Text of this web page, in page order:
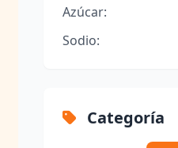
Azúcar:
Sodio:
Categoría